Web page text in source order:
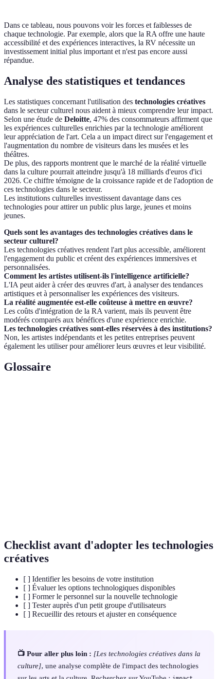
Dans ce tableau, nous pouvons voir les forces et faiblesses de
chaque technologie. Par exemple, alors que la RA offre une haute
accessibilité et des expériences interactives, la RV nécessite un
investissement initial plus important et n'est pas encore aussi
répandue.
Analyse des statistiques et tendances
Les statistiques concernant l'utilisation des technologies créatives
dans le secteur culturel nous aident à mieux comprendre leur impact.
Selon une étude de Deloitte, 47% des consommateurs affirment que
les expériences culturelles enrichies par la technologie améliorent
leur appréciation de l'art. Cela a un impact direct sur l'engagement et
l'augmentation du nombre de visiteurs dans les musées et les
théâtres.
De plus, des rapports montrent que le marché de la réalité virtuelle
dans la culture pourrait atteindre jusqu'à 18 milliards d'euros d'ici
2026. Ce chiffre témoigne de la croissance rapide et de l'adoption de
ces technologies dans le secteur.
Les institutions culturelles investissent davantage dans ces
technologies pour attirer un public plus large, jeunes et moins
jeunes.
Quels sont les avantages des technologies créatives dans le
secteur culturel?
Les technologies créatives rendent l'art plus accessible, améliorent
l'engagement du public et créent des expériences immersives et
personnalisées.
Comment les artistes utilisent-ils l'intelligence artificielle?
L'IA peut aider à créer des œuvres d'art, à analyser des tendances
artistiques et à personnaliser les expériences des visiteurs.
La réalité augmentée est-elle coûteuse à mettre en œuvre?
Les coûts d'intégration de la RA varient, mais ils peuvent être
modérés comparés aux bénéfices d'une expérience enrichie.
Les technologies créatives sont-elles réservées à des institutions?
Non, les artistes indépendants et les petites entreprises peuvent
également les utiliser pour améliorer leurs œuvres et leur visibilité.
Glossaire
Checklist avant d'adopter les technologies
créatives
[ ] Identifier les besoins de votre institution
[ ] Évaluer les options technologiques disponibles
[ ] Former le personnel sur la nouvelle technologie
[ ] Tester auprès d'un petit groupe d'utilisateurs
[ ] Recueillir des retours et ajuster en conséquence
📺 Pour aller plus loin : [Les technologies créatives dans la
culture], une analyse complète de l'impact des technologies